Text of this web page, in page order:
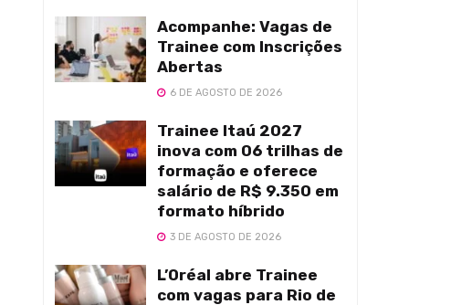
Acompanhe: Vagas de
Trainee com Inscrições
Abertas
6 DE AGOSTO DE 2026
Trainee Itaú 2027
inova com 06 trilhas de
formação e oferece
salário de R$ 9.350 em
formato híbrido
3 DE AGOSTO DE 2026
L’Oréal abre Trainee
com vagas para Rio de